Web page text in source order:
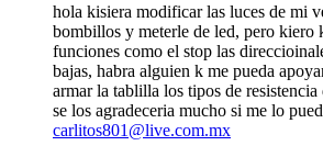
hola kisiera modificar las luces de mi
bombillos y meterle de led, pero kiero
funciones como el stop las
bajas, habra alguien k me pueda
armar la tablilla los tipos de
se los agradeceria mucho si me lo
carlitos801@live.com.mx